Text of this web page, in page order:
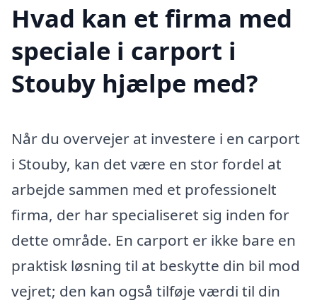
Hvad kan et firma med
speciale i carport i
Stouby hjælpe med?
Når du overvejer at investere i en carport
i Stouby, kan det være en stor fordel at
arbejde sammen med et professionelt
firma, der har specialiseret sig inden for
dette område. En carport er ikke bare en
praktisk løsning til at beskytte din bil mod
vejret; den kan også tilføje værdi til din